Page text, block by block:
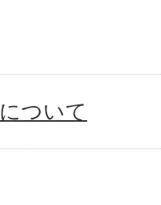
ついて